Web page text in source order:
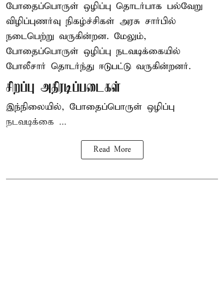
போதைப்பொருள் ஒழிப்பு தொடர்பாக பல்வேறு
விழிப்புணர்வு நிகழ்ச்சிகள் அரசு சார்பில்
நடைபெற்று வருகின்றன. மேலும்,
போதைப்பொருள் ஒழிப்பு நடவடிக்கையில்
போலீசார் தொடர்ந்து ஈடுபட்டு வருகின்றனர்.
சிறப்பு அதிரடிப்படைகள்
இந்நிலையில், போதைப்பொருள் ஒழிப்பு
நடவடிக்கை ...
Read More